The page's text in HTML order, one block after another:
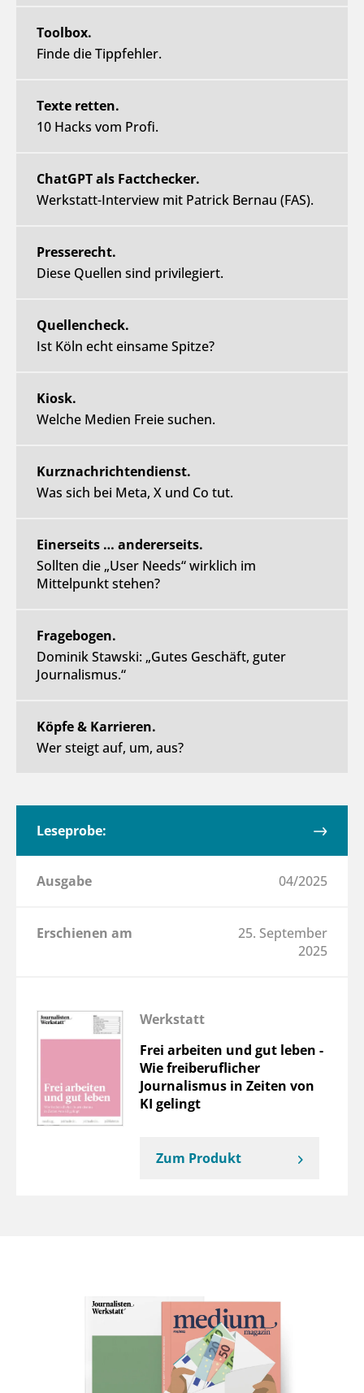
Toolbox.
Finde die Tippfehler.
Texte retten.
10 Hacks vom Profi.
ChatGPT als Factchecker.
Werkstatt-Interview mit Patrick Bernau (FAS).
Presserecht.
Diese Quellen sind privilegiert.
Quellencheck.
Ist Köln echt einsame Spitze?
Kiosk.
Welche Medien Freie suchen.
Kurznachrichtendienst.
Was sich bei Meta, X und Co tut.
Einerseits … andererseits.
Sollten die „User Needs“ wirklich im
Mittelpunkt stehen?
Fragebogen.
Dominik Stawski: „Gutes Geschäft, guter
Journalismus.“
Köpfe & Karrieren.
Wer steigt auf, um, aus?
Leseprobe:
Ausgabe 04/2025
Erschienen am
25. September
2025
Werkstatt
Frei arbeiten und gut leben -
Wie freiberuflicher
Journalismus in Zeiten von
KI gelingt
Zum Produkt